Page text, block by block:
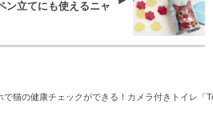
ン立てにも使えるニャ
で猫の健康チェックができる！カメラ付きトイレ「